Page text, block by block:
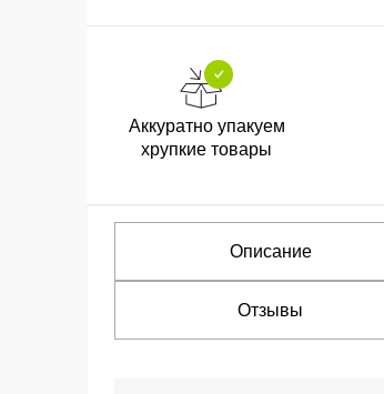
Аккуратно упакуем
хрупкие товары
Описание
Отзывы